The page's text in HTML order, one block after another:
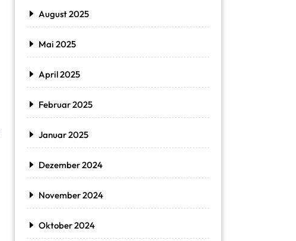
August 2025
Mai 2025
April 2025
Februar 2025
Januar 2025
Dezember 2024
November 2024
Oktober 2024